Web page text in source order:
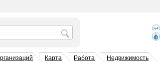
Карта Работа Недвижимость